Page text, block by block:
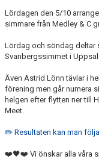
Lördagen den 5/10
simmare från Medley & C
Lördag och söndag deltar
Svanbergssimmet i
Även Astrid Lönn tävlar i
förening men går numera
helgen efter flytten ner till
Meet.
✏️ Resultaten kan man
❤️🖤❤️ Vi önskar alla våra